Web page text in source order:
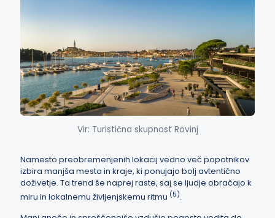
Vir: Turistična skupnost Rovinj
Namesto preobremenjenih lokacij vedno več popotnikov
izbira manjša mesta in kraje, ki ponujajo bolj avtentično
doživetje. Ta trend še naprej raste, saj se ljudje obračajo k
miru in lokalnemu življenjskemu ritmu (5).